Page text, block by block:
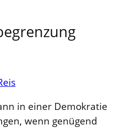
in einer Demokratie
wenn genügend